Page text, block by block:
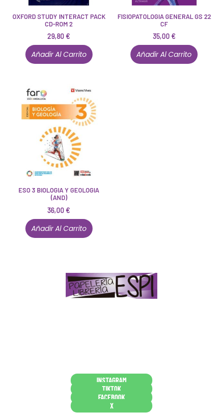
OXFORD STUDY INTERACT PACK
CD-ROM 2
29,80€
Añadir Al Carrito
FISIOPATOLOGIA GENERAL GS 22
CF
35,00€
Añadir Al Carrito
ESO 3 BIOLOGIA Y GEOLOGIA
(AND)
36,00€
Añadir Al Carrito
INSTAGRAM
TIKTOK
FACEBOOK
X